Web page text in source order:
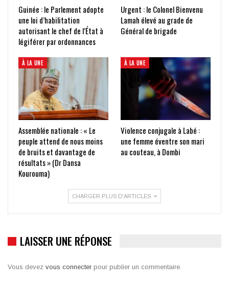
Guinée : le Parlement adopte
une loi d’habilitation
autorisant le chef de l’État à
légiférer par ordonnances
Urgent : le Colonel Bienvenu
Lamah élevé au grade de
Général de brigade
À LA UNE
Assemblée nationale : « Le
peuple attend de nous moins
de bruits et davantage de
résultats » (Dr Dansa
Kourouma)
À LA UNE
Violence conjugale à Labé :
une femme éventre son mari
au couteau, à Dombi
CHARGER PLUS D'ARTICLES
LAISSER UNE RÉPONSE
Vous devez vous connecter pour publier un commentaire.